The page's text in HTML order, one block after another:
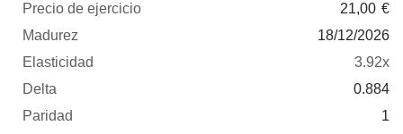
21,00 €
18/12/2026
3.92x
0.884
1